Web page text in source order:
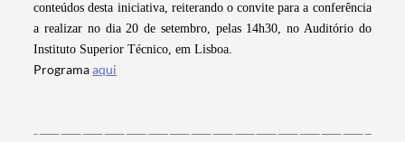
conteúdos desta iniciativa, reiterando o convite para a conferência
a realizar no dia 20 de setembro, pelas 14h30, no Auditório do
Instituto Superior Técnico, em Lisboa.
Programaaqui